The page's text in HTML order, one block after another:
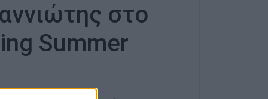
στο
Summer